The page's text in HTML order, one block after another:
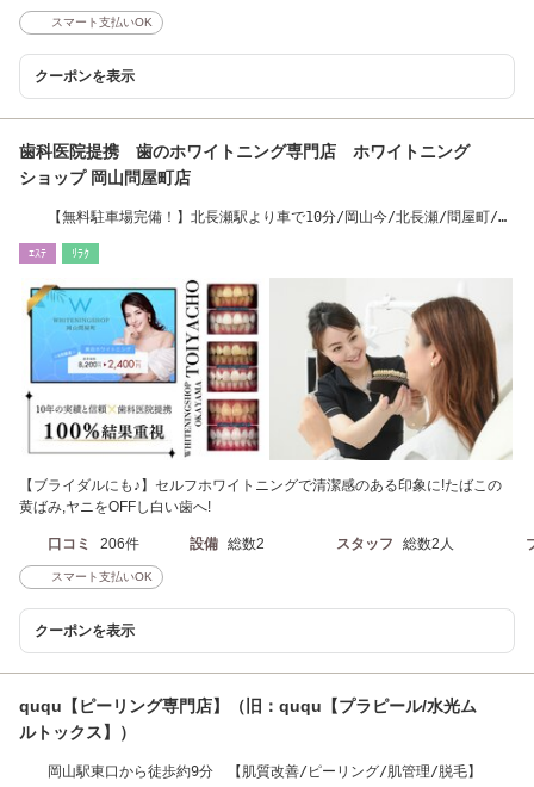
スマート支払いOK
クーポンを表示
歯科医院提携 歯のホワイトニング専門店 ホワイトニング
ショップ 岡山問屋町店
【無料駐車場完備！】北長瀬駅より車で10分/岡山今/北長瀬/問屋町/中
ｴｽﾃ ﾘﾗｸ
【ブライダルにも♪】セルフホワイトニングで清潔感のある印象に!たばこの
黄ばみ,ヤニをOFFし白い歯へ!
口コミ 206件 設備 総数2 スタッフ 総数2人
スマート支払いOK
クーポンを表示
ququ【ピーリング専門店】（旧：ququ【プラピール/水光ム
ルトックス】）
岡山駅東口から徒歩約9分 【肌質改善/ピーリング/肌管理/脱毛】